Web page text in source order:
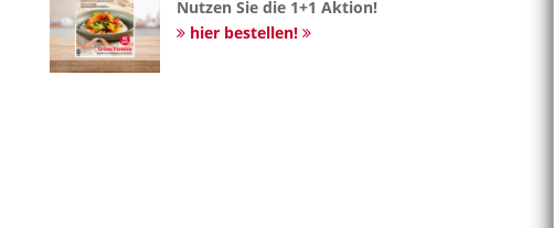
Nutzen Sie die 1+1 Aktion!
hier bestellen!